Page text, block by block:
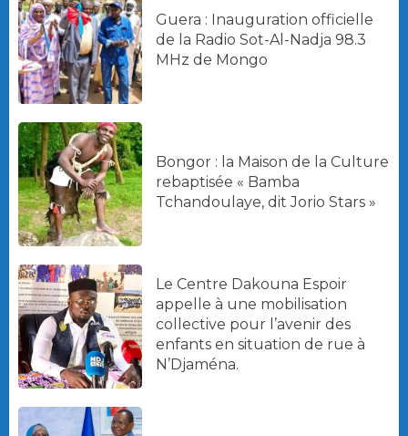
Guera : Inauguration officielle
de la Radio Sot-Al-Nadja 98.3
MHz de Mongo
Bongor : la Maison de la Culture
rebaptisée « Bamba
Tchandoulaye, dit Jorio Stars »
Le Centre Dakouna Espoir
appelle à une mobilisation
collective pour l’avenir des
enfants en situation de rue à
N’Djaména.